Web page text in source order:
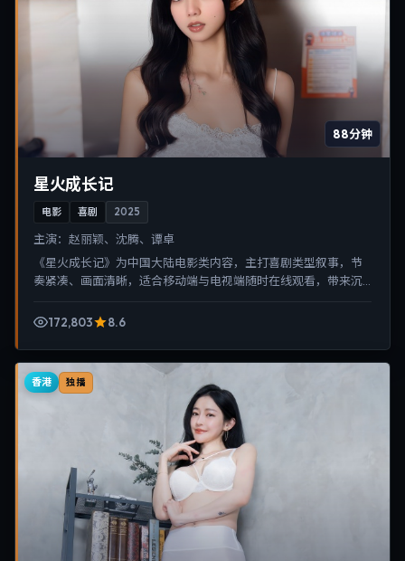
88分钟
星火成长记
电影 喜剧 2025
主演： 赵丽颖、沈腾、谭卓
《星火成长记》为中国大陆电影类内容，主打喜剧类型叙事，节
奏紧凑、画面清晰，适合移动端与电视端随时在线观看，带来沉
172,803
8.6
香港 独播